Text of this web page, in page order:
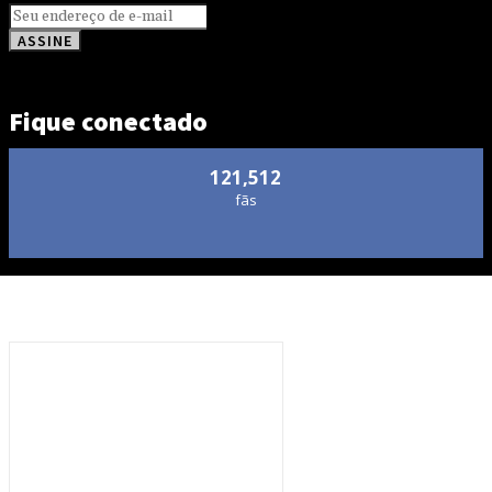
ASSINE
Fique conectado
121,512
fãs